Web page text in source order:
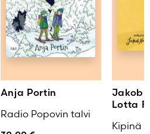
Anja Portin
Radio Popovin talvi
Jakob
Lotta
Kipinä